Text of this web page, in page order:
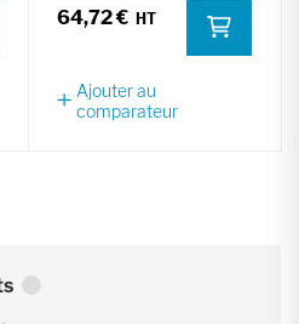
64,72 €
Ajouter au
comparateur